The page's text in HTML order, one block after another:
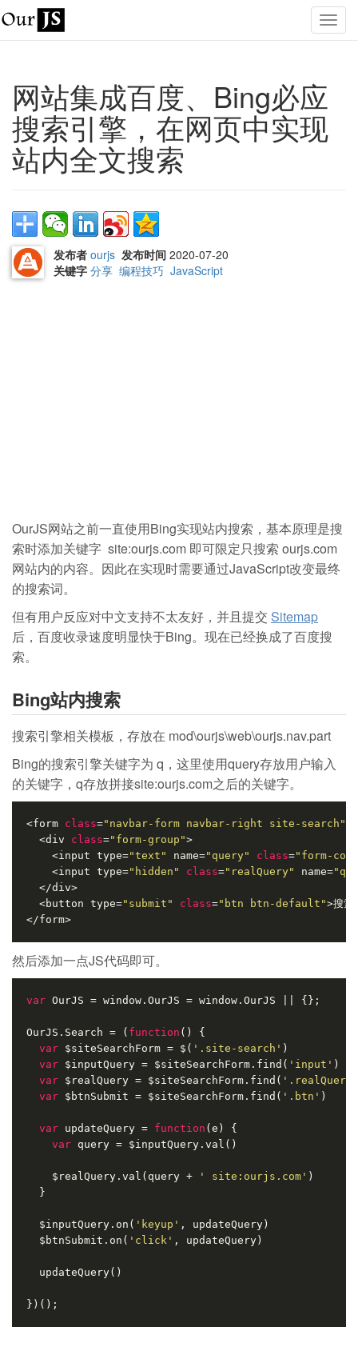
网站集成百度、Bing必应
搜索引擎，在网页中实现
站内全文搜索
发布者 ourjs 发布时间 2020-07-20
关键字 分享 编程技巧 JavaScript
OurJS网站之前一直使用Bing实现站内搜索，基本原理是搜
索时添加关键字 site:ourjs.com 即可限定只搜索 ourjs.com
网站内的内容。因此在实现时需要通过JavaScript改变最终
的搜索词。
但有用户反应对中文支持不太友好，并且提交 Sitemap
后，百度收录速度明显快于Bing。现在已经换成了百度搜
索。
Bing站内搜索
搜索引擎相关模板，存放在 mod\ourjs\web\ourjs.nav.part
Bing的搜索引擎关键字为 q，这里使用query存放用户输入
的关键字，q存放拼接site:ourjs.com之后的关键字。
<form class="navbar-form navbar-right site-search"
  <div
class="form-group">
    <input type=
"text" name="query" class="form-
    <input type=
"hidden" class="realQuery" name="q"
  </div>
  <button type=
"submit" class="btn btn-default">搜
</form>
然后添加一点JS代码即可。
var OurJS = window.OurJS = window.OurJS || {};
OurJS.Search = ( function ()
{
var $siteSearchForm = $( '.site-search' )
var $inputQuery = $siteSearchForm.find( 'input' )
var $realQuery = $siteSearchForm.find( '.realQuery'
var $btnSubmit = $siteSearchForm.find( '.btn' )
var updateQuery = function (e)
{
var query = $inputQuery.val()
    $realQuery.val(query +
' site:ourjs.com' )
  }
  $inputQuery.on(
'keyup' , updateQuery)
  $btnSubmit.on(
'click' , updateQuery)
  updateQuery()
})();